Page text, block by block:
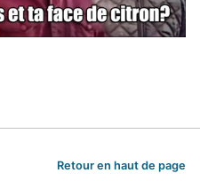
Retour en haut de page